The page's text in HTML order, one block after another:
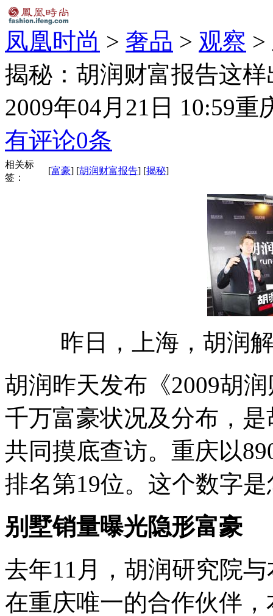
凤凰时尚 > 奢品 > 观察 >
揭秘：胡润财富报告这样
2009年04月21日 10:59重
有评论0条
相关标
签：
[富豪] [胡润财富报告] [揭秘]
昨日，上海，胡润
胡润昨天发布《2009胡
千万富豪状况及分布，
共同摸底查访。重庆以
排名第19位。这个数字
别墅销量曝光隐形富豪
去年11月，胡润研究院
在重庆唯一的合作伙伴